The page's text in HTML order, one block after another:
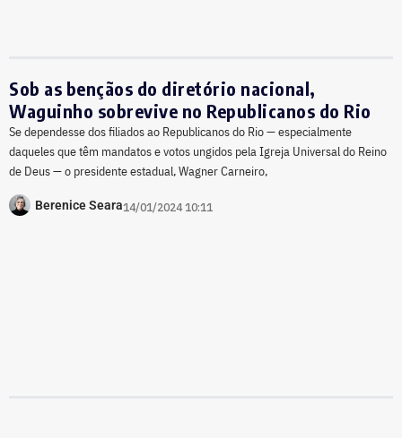
Sob as bençãos do diretório nacional,
Waguinho sobrevive no Republicanos do Rio
Se dependesse dos filiados ao Republicanos do Rio — especialmente
daqueles que têm mandatos e votos ungidos pela Igreja Universal do Reino
de Deus — o presidente estadual, Wagner Carneiro,
Berenice Seara14/01/2024 10:11